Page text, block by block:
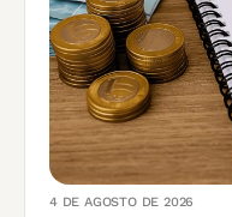
4 DE AGOSTO DE 2026